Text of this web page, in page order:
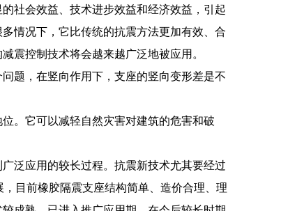
社会效益、技术进步效益和经济效益，引起
情况下，它比传统的抗震方法更加有效、合
震控制技术将会越来越广泛地被应用。
题，在竖向作用下，支座的竖向变形差是不
。它可以减轻自然灾害对建筑的危害和破
泛应用的较长过程。抗震新技术尤其要经过
目前橡胶隔震支座结构简单、造价合理、理